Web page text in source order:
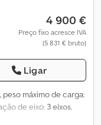
4 900 €
Preço fixo acresce IVA
(5 831 € bruto)
Ligar
, peso máximo de carga:
de eixo: 3 eixos,
espaço de carga: